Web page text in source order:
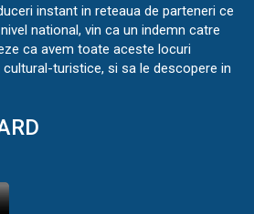
instant in reteaua de parteneri ce
national, vin ca un indemn catre
ca avem toate aceste locuri
turistice, si sa le descopere in